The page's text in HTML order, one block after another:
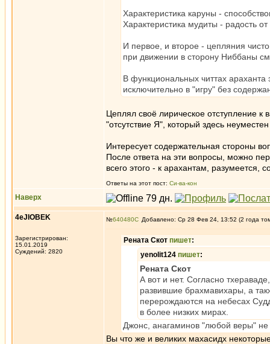
Характеристика каруны -
Характеристика мудиты - радость
И первое, и второе - цепляния
при движении в сторону Ниббаны
В функциональных читтах
исключительно в "игру" без
Цеплял своё лирическое отступление
"отсутствие Я", который здесь
Интересует содержательная стороны
После ответа на эти вопросы, можно
всего этого - к арахантам, разумеется,
Ответы на этот пост: Си-ва-кон
Наверх
4eJIOBEK
Зарегистрирован:
15.01.2019
Суждений: 2820
№640480 Добавлено: Ср 28 Фев 24, 13:52 (2 года
Рената Скот пишет:
yenolit124 пишет:
Рената Скот
А вот и нет. Согласно
развившие брахмавихары, а
перерождаются на небесах
в более низких мирах.
Джонс, анагаминов "любой веры"
Вы что же и великих махасидх